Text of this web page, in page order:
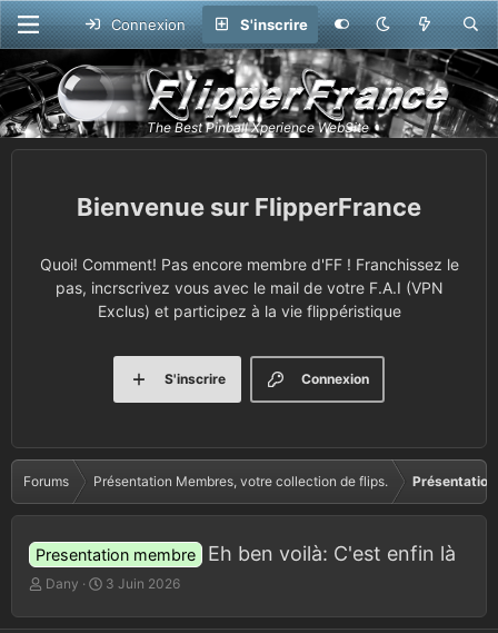
Connexion S'inscrire
FlipperFrance
Quoi! Comment! Pas encore membre d'FF ! Franchissez le
pas, incrscrivez vous avec le mail de votre F.A.I (VPN
Exclus) et participez à la vie flippéristique
Connexion
S'inscrire
Forums Présentation Membres, votre collection de flips.
Presentation membre Eh ben voilà: C'est enfin là
A
t
Dany
D
t
3 Juin 2026